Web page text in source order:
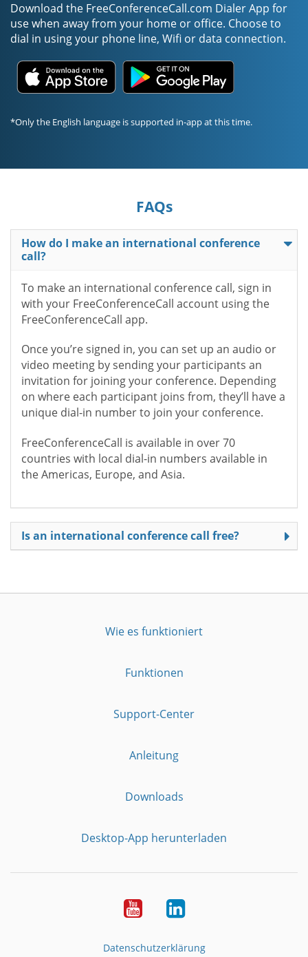
Download the FreeConferenceCall.com Dialer App for
use when away from your home or office. Choose to
dial in using your phone line, Wifi or data connection.
*Only the English language is supported in-app at this time.
FAQs
How do I make an international conference
call?
To make an international conference call, sign in
with your FreeConferenceCall account using the
FreeConferenceCall app.
Once you’re signed in, you can set up an audio or
video meeting by sending your participants an
invitation for joining your conference. Depending
on where each participant joins from, they’ll have a
unique dial-in number to join your conference.
FreeConferenceCall is available in over 70
countries with local dial-in numbers available in
the Americas, Europe, and Asia.
Is an international conference call free?
Wie es funktioniert
Funktionen
Support-Center
Anleitung
Downloads
Desktop-App herunterladen
YouTubeLinkedIn
Datenschutzerklärung